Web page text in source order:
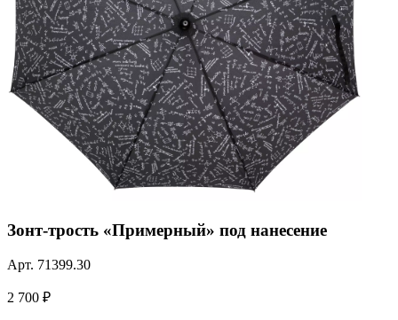
Зонт-трость «Примерный» под нанесение
Арт. 71399.30
2 700 ₽